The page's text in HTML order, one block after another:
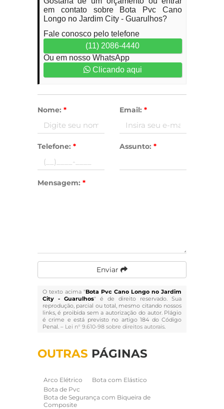
em contato sobre Bota Pvc Cano
Longo no Jardim City - Guarulhos?
Fale conosco pelo telefone
(11) 2086-4440
Ou em nosso WhatsApp
Clicando aqui
Nome: * Email: *
Telefone: * Assunto: *
Mensagem: *
Enviar
O texto acima "Bota Pvc Cano Longo no Jardim
City - Guarulhos" é de direito reservado. Sua
reprodução, parcial ou total, mesmo citando nossos
links, é proibida sem a autorização do autor. Plágio
é crime e está previsto no artigo 184 do Código
Penal. – Lei n° 9.610-98 sobre direitos autorais.
OUTRAS PÁGINAS
Arco Elétrico
Bota com Elástico
Bota de Pvc
Bota de Segurança com Biqueira de
Composite